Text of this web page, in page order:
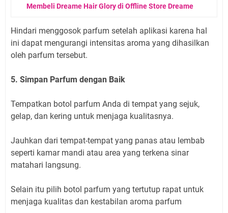
Membeli Dreame Hair Glory di Offline Store Dreame
Hindari menggosok parfum setelah aplikasi karena hal
ini dapat mengurangi intensitas aroma yang dihasilkan
oleh parfum tersebut.
5. Simpan Parfum dengan Baik
Tempatkan botol parfum Anda di tempat yang sejuk,
gelap, dan kering untuk menjaga kualitasnya.
Jauhkan dari tempat-tempat yang panas atau lembab
seperti kamar mandi atau area yang terkena sinar
matahari langsung.
Selain itu pilih botol parfum yang tertutup rapat untuk
menjaga kualitas dan kestabilan aroma parfum